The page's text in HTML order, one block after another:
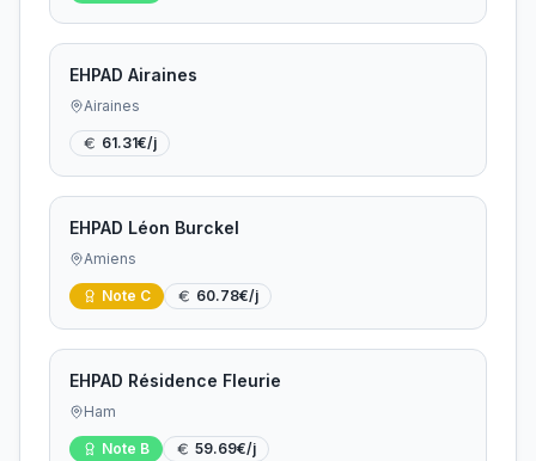
EHPAD Airaines
Airaines
61.31€/j
EHPAD Léon Burckel
Amiens
Note C 60.78€/j
EHPAD Résidence Fleurie
Ham
Note B 59.69€/j